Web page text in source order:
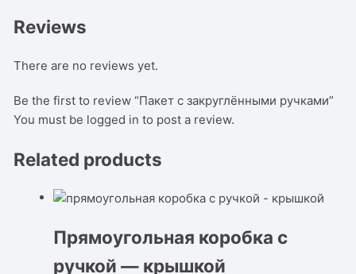
Reviews
There are no reviews yet.
Be the first to review “Пакет с закруглёнными ручками”
You must be logged in to post a review.
Related products
Прямоугольная коробка с
ручкой — крышкой